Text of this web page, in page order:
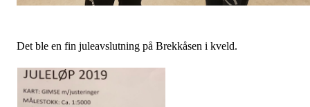
Det ble en fin juleavslutning på Brekkåsen i kveld.